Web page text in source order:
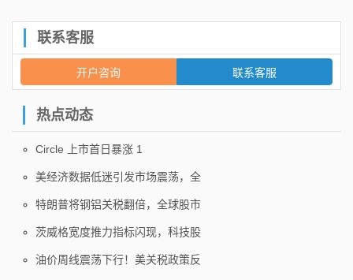
联系客服
开户咨询 联系客服
热点动态
Circle 上市首日暴涨 1
美经济数据低迷引发市场震荡，全
特朗普将钢铝关税翻倍，全球股市
茨威格宽度推力指标闪现，科技股
油价周线震荡下行！美关税政策反